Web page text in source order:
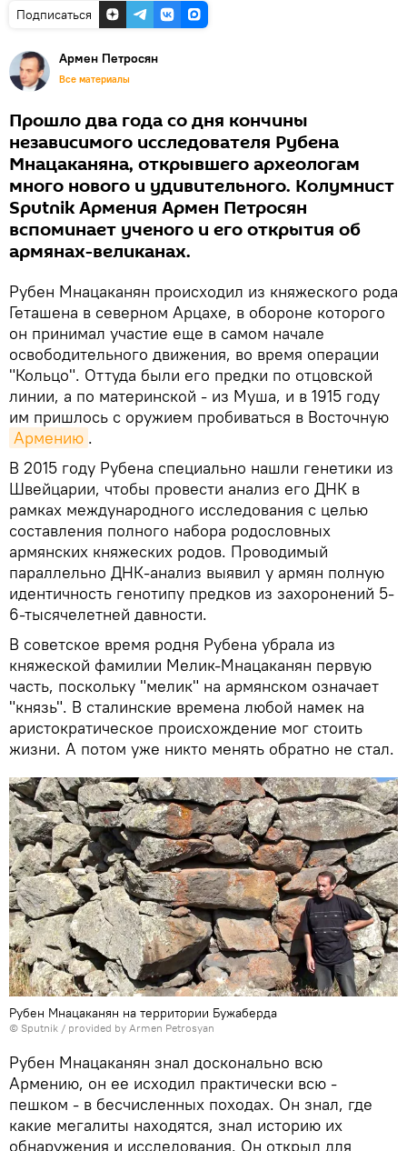
Подписаться
Армен Петросян
Все материалы
Прошло два года со дня кончины
независимого исследователя Рубена
Мнацаканяна, открывшего археологам
много нового и удивительного. Колумнист
Sputnik Армения Армен Петросян
вспоминает ученого и его открытия об
армянах-великанах.
Рубен Мнацаканян происходил из княжеского рода
Геташена в северном Арцахе, в обороне которого
он принимал участие еще в самом начале
освободительного движения, во время операции
"Кольцо". Оттуда были его предки по отцовской
линии, а по материнской - из Муша, и в 1915 году
им пришлось с оружием пробиваться в Восточную
Армению .
В 2015 году Рубена специально нашли генетики из
Швейцарии, чтобы провести анализ его ДНК в
рамках международного исследования с целью
составления полного набора родословных
армянских княжеских родов. Проводимый
параллельно ДНК-анализ выявил у армян полную
идентичность генотипу предков из захоронений 5-
6-тысячелетней давности.
В советское время родня Рубена убрала из
княжеской фамилии Мелик-Мнацаканян первую
часть, поскольку "мелик" на армянском означает
"князь". В сталинские времена любой намек на
аристократическое происхождение мог стоить
жизни. А потом уже никто менять обратно не стал.
Рубен Мнацаканян на территории Бужабердa
© Sputnik / provided by Armen Petrosyan
Рубен Мнацаканян знал досконально всю
Армению, он ее исходил практически всю -
пешком - в бесчисленных походах. Он знал, где
какие мегалиты находятся, знал историю их
обнаружения и исследования. Он открыл для